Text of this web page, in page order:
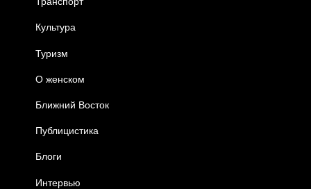
Культура
Туризм
О женском
Ближний Восток
Публицистика
Блоги
Интервью